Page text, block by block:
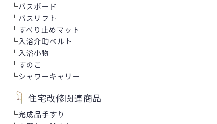
└バスボード
└バスリフト
└すべり止めマット
└入浴介助ベルト
└入浴小物
└すのこ
└シャワーキャリー
住宅改修関連商品
└完成品手すり